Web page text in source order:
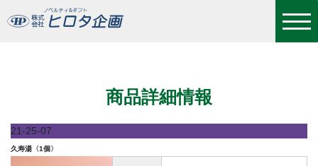
商品詳細情報
21-25-07
久寿湯〈1個〉